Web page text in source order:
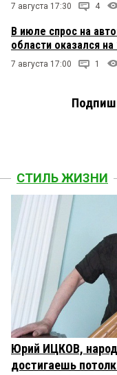
7 августа 17:30 4
В июле спрос на
области оказался
7 августа 17:00 1
СТИЛЬ ЖИЗНИ
Юрий ИЦКОВ,
достигаешь